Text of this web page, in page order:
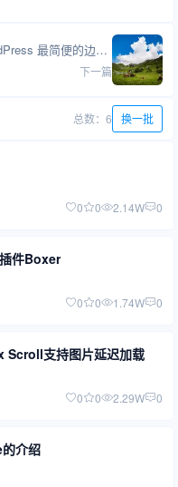
WordPress 最简便的边栏调用方法与提示
下一篇
总数：6 换一批
0 0 2.14W 0
件Boxer
0 0 1.74W 0
支持图片延迟加载
0 0 2.29W 0
介绍